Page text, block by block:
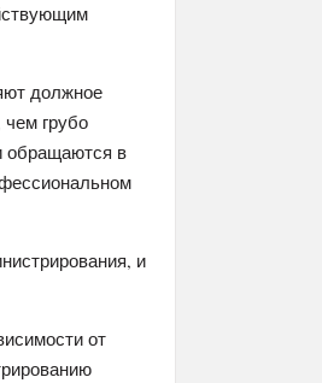
должное
грубо
обращаются в
и
от